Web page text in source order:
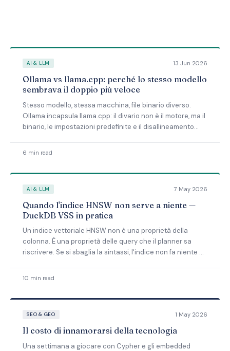
AI & LLM 13 Jun 2026
Ollama vs llama.cpp: perché lo stesso modello
sembrava il doppio più veloce
Stesso modello, stessa macchina, file binario diverso.
Ollama incapsula llama.cpp: il divario non è il motore, ma il
binario, le impostazioni predefinite e il disallineamento
6 min read
AI & LLM 7 May 2026
Quando l'indice HNSW non serve a niente —
DuckDB VSS in pratica
Un indice vettoriale HNSW non è una proprietà della
colonna. È una proprietà delle query che il planner sa
riscrivere. Se si sbaglia la sintassi, l'indice non fa niente —
10 min read
SEO & GEO 1 May 2026
Il costo di innamorarsi della tecnologia
Una settimana a giocare con Cypher e gli embedded